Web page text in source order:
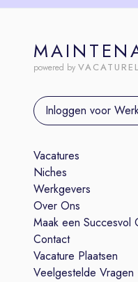
powered by
Inloggen voor
Vacatures
Niches
Werkgevers
Over Ons
Maak een Succesvol
Contact
Vacature Plaatsen
Veelgestelde Vragen